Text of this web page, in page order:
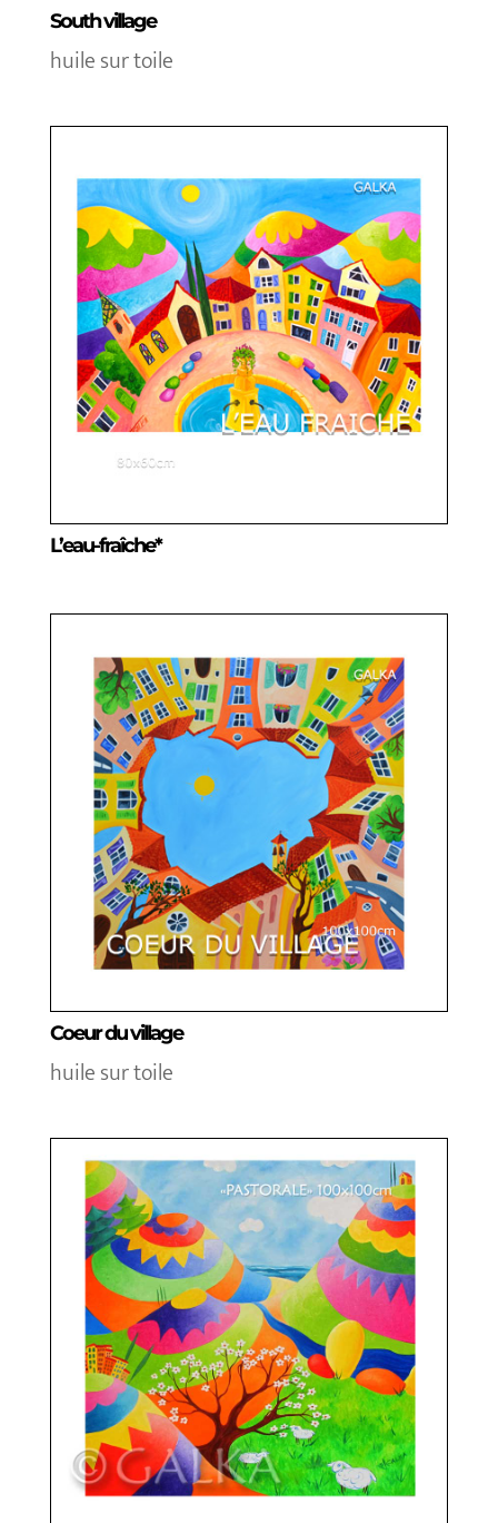
South village
huile sur toile
L’eau-fraîche*
Coeur du village
huile sur toile